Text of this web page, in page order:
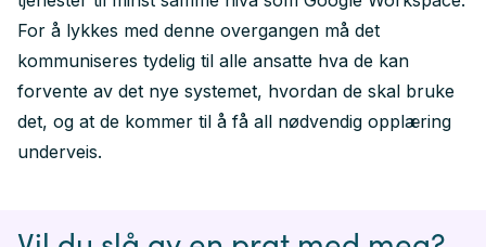
For å lykkes med denne overgangen må det
kommuniseres tydelig til alle ansatte hva de kan
forvente av det nye systemet, hvordan de skal bruke
det, og at de kommer til å få all nødvendig opplæring
underveis.